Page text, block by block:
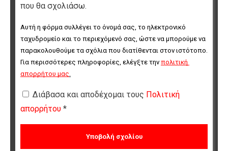
που θα σχολιάσω.
Αυτή η φόρμα συλλέγει το όνομά σας, το ηλεκτρονικό
ταχυδρομείο και το περιεχόμενό σας, ώστε να μπορούμε να
παρακολουθούμε τα σχόλια που διατίθενται στον ιστότοπο.
Για περισσότερες πληροφορίες, ελέγξτε την πολιτική
απορρήτου μας
Διάβασα και αποδέχομαι τους Πολιτική
απορρήτου *